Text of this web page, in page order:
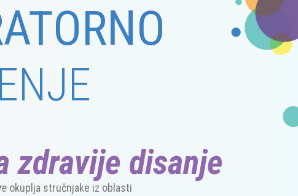
zdravije disanje
okuplja stručnjake iz oblasti